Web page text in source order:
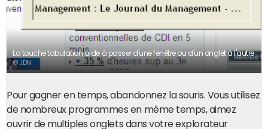
La touche tabulation aide à passer d'une fenêtre ou d'un onglet à l'autre
© JDN
Pour gagner en temps, abandonnez la souris. Vous utilisez
de nombreux programmes en même temps, aimez
ouvrir de multiples onglets dans votre explorateur